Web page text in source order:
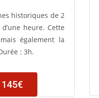
historiques de 2
heure. Cette
également la
: 3h.